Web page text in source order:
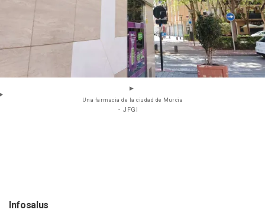
Una farmacia de la ciudad de Murcia
- JFGI
Infosalus